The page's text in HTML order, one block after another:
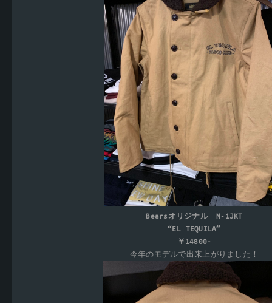
Bearsオリジナル N-1JKT
“EL TEQUILA”
￥14800-
今年のモデルで出来上がりました！